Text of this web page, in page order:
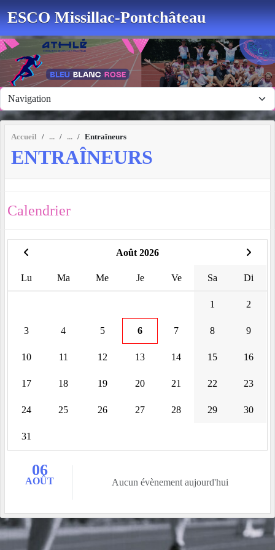
ESCO Missillac-Pontchâteau
Accueil Entraîneurs
ENTRAÎNEURS
Calendrier
Août 2026
Lu Ma Me Je Ve Sa Di
1 2
3 4 5 6 7 8 9
10 11 12 13 14 15 16
17 18 19 20 21 22 23
24 25 26 27 28 29 30
31
06
AOÛT Aucun évènement aujourd'hui